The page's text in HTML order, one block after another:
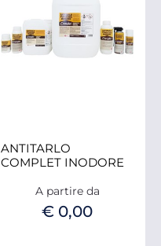
ANTITARLO
COMPLET INODORE
A partire da
€ 0,00